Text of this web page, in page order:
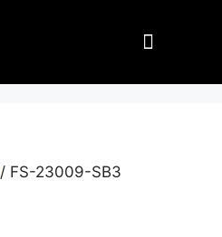
/ FS-23009-SB3